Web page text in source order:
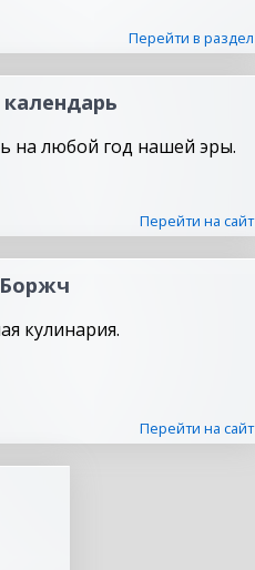
Перейти в раздел
на любой год нашей эры.
Перейти на сайт
кулинария.
Перейти на сайт